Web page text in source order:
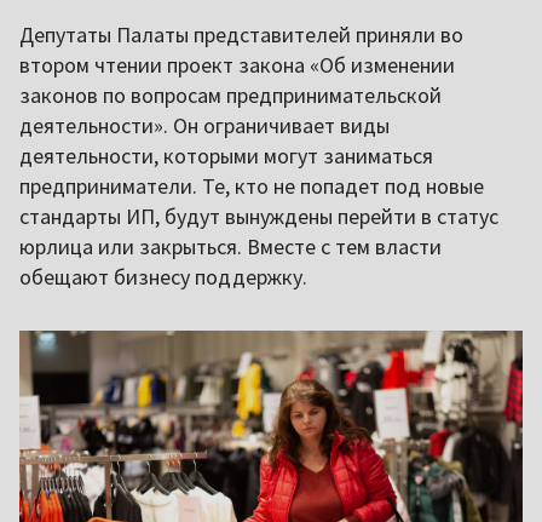
Депутаты Палаты представителей приняли во
втором чтении проект закона «Об изменении
законов по вопросам предпринимательской
деятельности». Он ограничивает виды
деятельности, которыми могут заниматься
предприниматели. Те, кто не попадет под новые
стандарты ИП, будут вынуждены перейти в статус
юрлица или закрыться. Вместе с тем власти
обещают бизнесу поддержку.